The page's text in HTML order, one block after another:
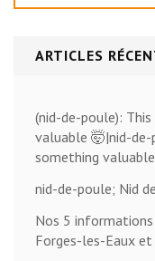
ARTICLES
(nid-de-poule):
valuable 🤯|nid-
something
nid-de-poule; Nid
Nos 5
Forges-les-Eaux